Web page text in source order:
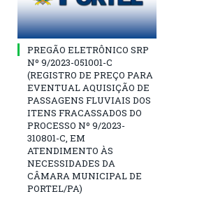
PREGÃO ELETRÔNICO SRP
Nº 9/2023-051001-C
(REGISTRO DE PREÇO PARA
EVENTUAL AQUISIÇÃO DE
PASSAGENS FLUVIAIS DOS
ITENS FRACASSADOS DO
PROCESSO Nº 9/2023-
310801-C, EM
ATENDIMENTO ÀS
NECESSIDADES DA
CÂMARA MUNICIPAL DE
PORTEL/PA)